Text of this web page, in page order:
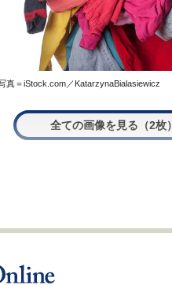
真＝iStock.com／KatarzynaBialasiewicz
全ての画像を見る（2枚）